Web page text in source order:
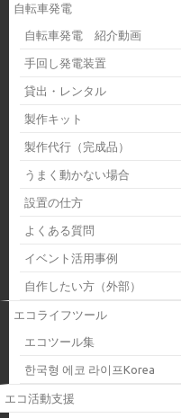
自転車発電
自転車発電 紹介動画
手回し発電装置
貸出・レンタル
製作キット
製作代行（完成品）
うまく動かない場合
設置の仕方
よくある質問
イベント活用事例
自作したい方（外部）
エコライフツール
エコツール集
한국형 에코 라이프Korea
エコ活動支援